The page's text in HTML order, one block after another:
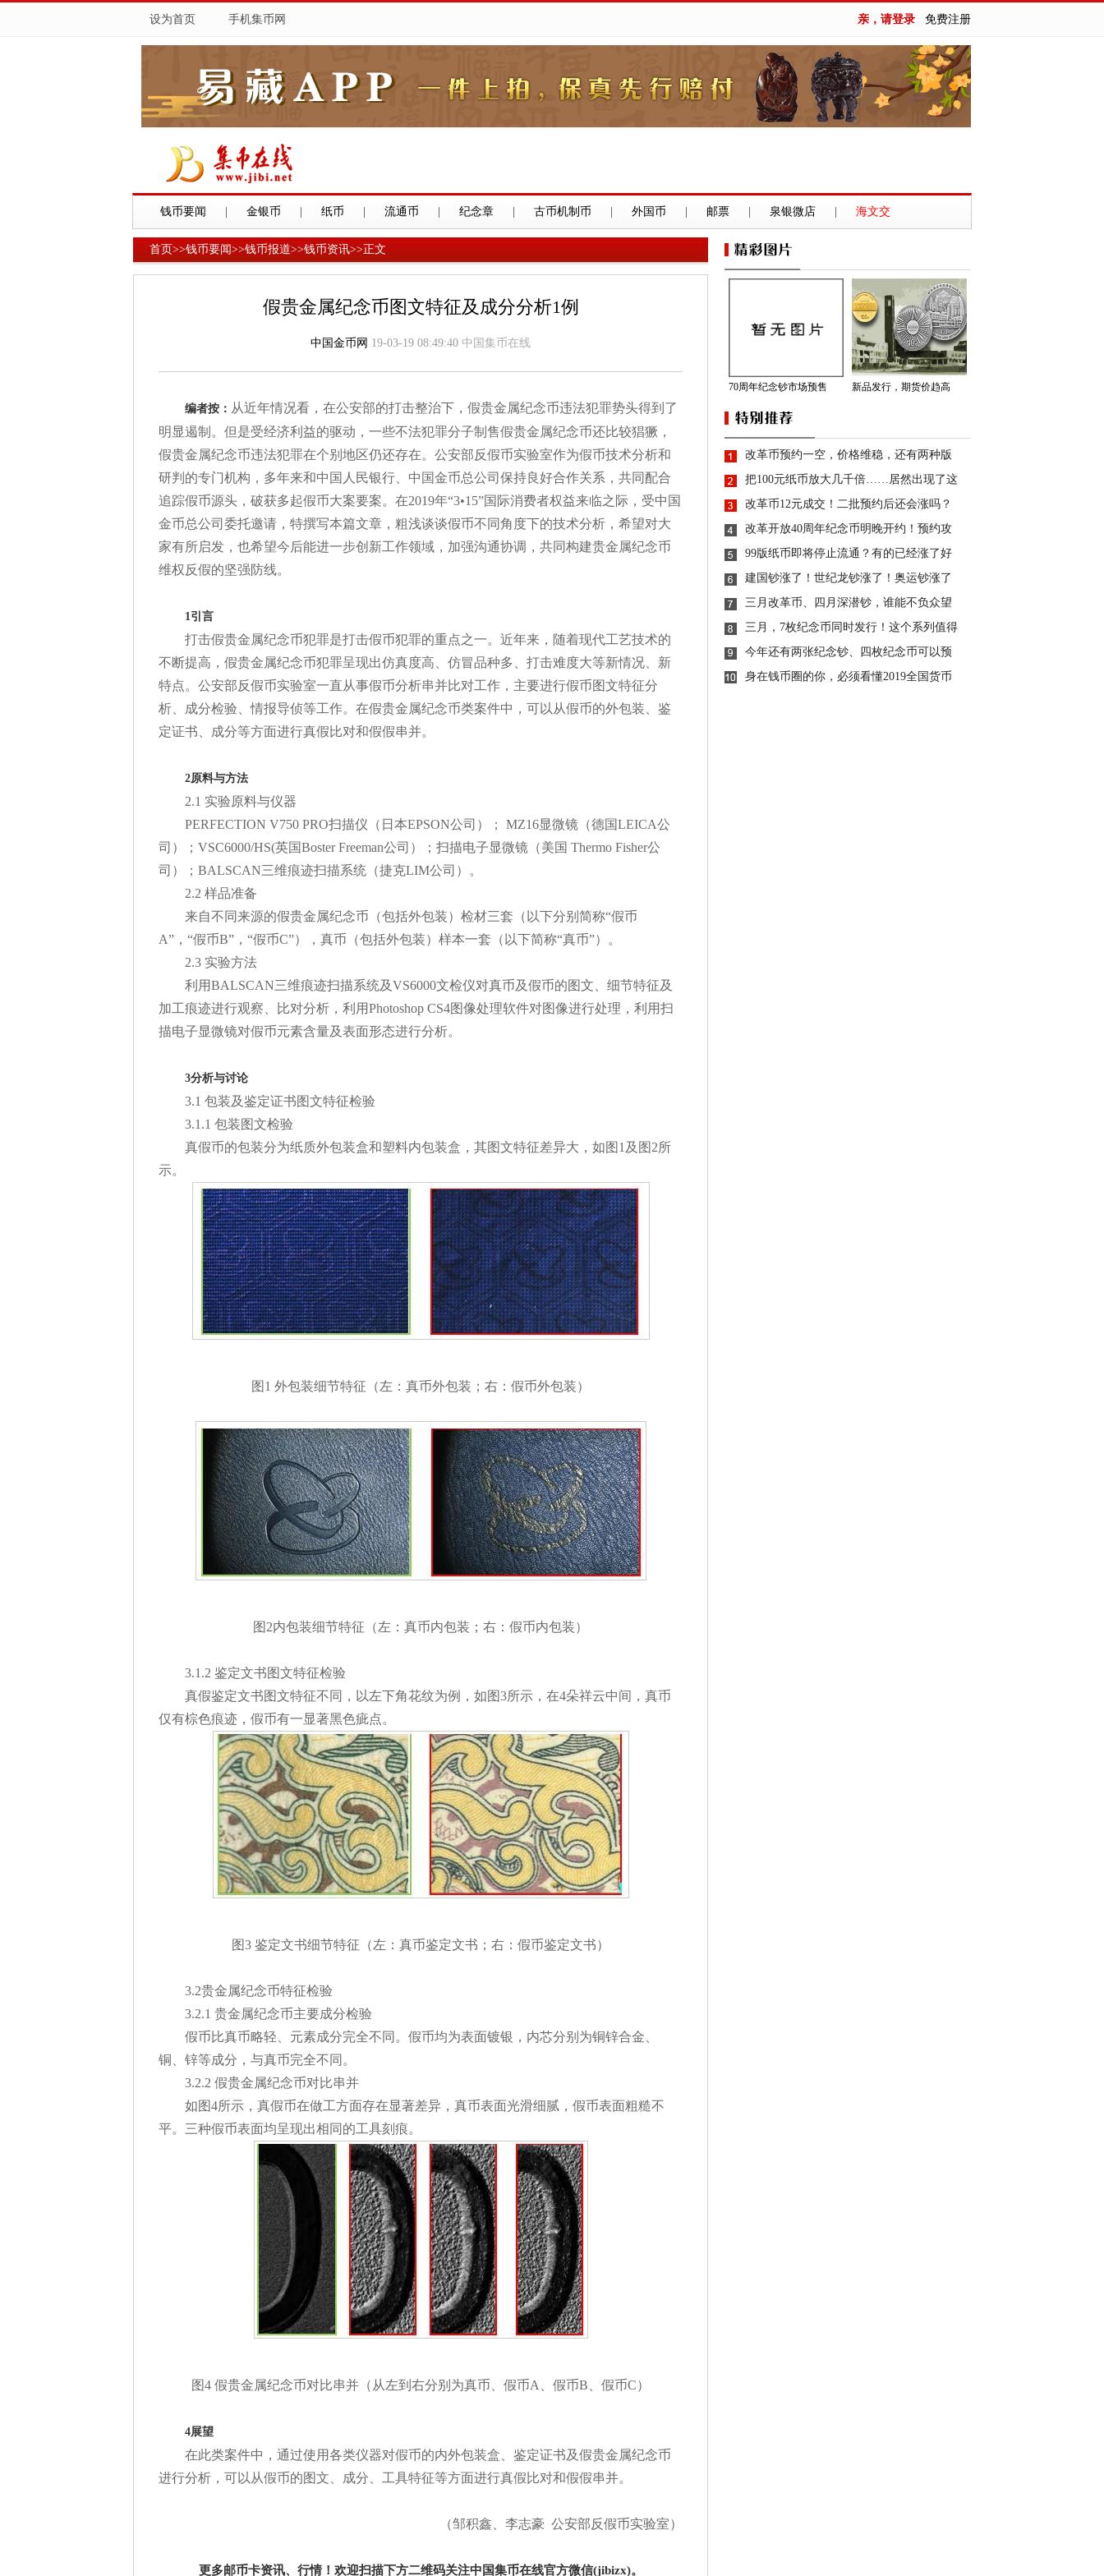
设为首页 手机集币网 亲，请登录 免费注册
钱币要闻 金银币 纸币 流通币 纪念章 古币机制币 外国币 邮票 泉银微店 海文交
首页>>钱币要闻>>钱币报道>>钱币资讯>>正文
假贵金属纪念币图文特征及成分分析1例
中国金币网 19-03-19 08:49:40 中国集币在线
编者按： 从近年情况看，在公安部的打击整治下，假贵金属纪念币违法犯罪势头得到了
明显遏制。但是受经济利益的驱动，一些不法犯罪分子制售假贵金属纪念币还比较猖獗，
假贵金属纪念币违法犯罪在个别地区仍还存在。公安部反假币实验室作为假币技术分析和
研判的专门机构，多年来和中国人民银行、中国金币总公司保持良好合作关系，共同配合
追踪假币源头，破获多起假币大案要案。在2019年“3•15”国际消费者权益来临之际，受中国
金币总公司委托邀请，特撰写本篇文章，粗浅谈谈假币不同角度下的技术分析，希望对大
家有所启发，也希望今后能进一步创新工作领域，加强沟通协调，共同构建贵金属纪念币
维权反假的坚强防线。
1引言
打击假贵金属纪念币犯罪是打击假币犯罪的重点之一。近年来，随着现代工艺技术的
不断提高，假贵金属纪念币犯罪呈现出仿真度高、仿冒品种多、打击难度大等新情况、新
特点。公安部反假币实验室一直从事假币分析串并比对工作，主要进行假币图文特征分
析、成分检验、情报导侦等工作。在假贵金属纪念币类案件中，可以从假币的外包装、鉴
定证书、成分等方面进行真假比对和假假串并。
2原料与方法
2.1 实验原料与仪器
PERFECTION V750 PRO扫描仪（日本EPSON公司）； MZ16显微镜（德国LEICA公
司）；VSC6000/HS(英国Boster Freeman公司）；扫描电子显微镜（美国 Thermo Fisher公
司）；BALSCAN三维痕迹扫描系统（捷克LIM公司）。
2.2 样品准备
来自不同来源的假贵金属纪念币（包括外包装）检材三套（以下分别简称“假币
A”，“假币B”，“假币C”），真币（包括外包装）样本一套（以下简称“真币”）。
2.3 实验方法
利用BALSCAN三维痕迹扫描系统及VS6000文检仪对真币及假币的图文、细节特征及
加工痕迹进行观察、比对分析，利用Photoshop CS4图像处理软件对图像进行处理，利用扫
描电子显微镜对假币元素含量及表面形态进行分析。
3分析与讨论
3.1 包装及鉴定证书图文特征检验
3.1.1 包装图文检验
真假币的包装分为纸质外包装盒和塑料内包装盒，其图文特征差异大，如图1及图2所
示。
图1 外包装细节特征（左：真币外包装；右：假币外包装）
图2内包装细节特征（左：真币内包装；右：假币内包装）
3.1.2 鉴定文书图文特征检验
真假鉴定文书图文特征不同，以左下角花纹为例，如图3所示，在4朵祥云中间，真币
仅有棕色痕迹，假币有一显著黑色疵点。
图3 鉴定文书细节特征（左：真币鉴定文书；右：假币鉴定文书）
3.2贵金属纪念币特征检验
3.2.1 贵金属纪念币主要成分检验
假币比真币略轻、元素成分完全不同。假币均为表面镀银，内芯分别为铜锌合金、
铜、锌等成分，与真币完全不同。
3.2.2 假贵金属纪念币对比串并
如图4所示，真假币在做工方面存在显著差异，真币表面光滑细腻，假币表面粗糙不
平。三种假币表面均呈现出相同的工具刻痕。
图4 假贵金属纪念币对比串并（从左到右分别为真币、假币A、假币B、假币C）
4展望
在此类案件中，通过使用各类仪器对假币的内外包装盒、鉴定证书及假贵金属纪念币
进行分析，可以从假币的图文、成分、工具特征等方面进行真假比对和假假串并。
（邹积鑫、李志豪 公安部反假币实验室）
更多邮币卡资讯、行情！欢迎扫描下方二维码关注中国集币在线官方微信(jibizx)。
70周年纪念钞市场预售 新品发行，期货价趋高
改革币预约一空，价格维稳，还有两种版
把100元纸币放大几千倍……居然出现了这
改革币12元成交！二批预约后还会涨吗？
改革开放40周年纪念币明晚开约！预约攻
99版纸币即将停止流通？有的已经涨了好
建国钞涨了！世纪龙钞涨了！奥运钞涨了
三月改革币、四月深潜钞，谁能不负众望
三月，7枚纪念币同时发行！这个系列值得
今年还有两张纪念钞、四枚纪念币可以预
身在钱币圈的你，必须看懂2019全国货币